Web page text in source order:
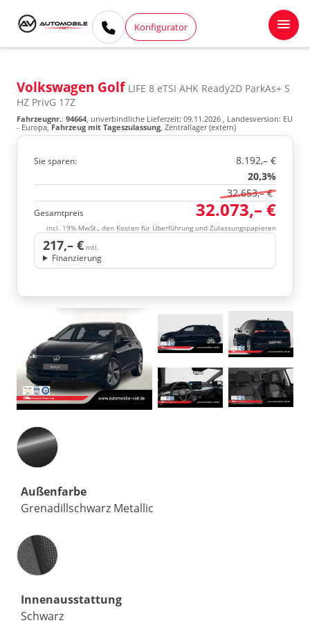
Konfigurator
Volkswagen Golf LIFE 8 eTSI AHK Ready2D ParkAs+ S
HZ PrivG 17Z
Fahrzeugnr.: 94664, unverbindliche Lieferzeit: 09.11.2026 , Landesversion: EU
- Europa,Fahrzeug mit Tageszulassung, Zentrallager (extern)
Sie sparen:
8.192,– €
20,3%
32.653,– €
Gesamtpreis 32.073,– €
incl. 19% MwSt., den Kosten für Überführung und Zulassungspapieren
217,– € mtl.
Finanzierung
Außenfarbe
Grenadillschwarz Metallic
Innenausstattung
Innenausstattung
Schwarz